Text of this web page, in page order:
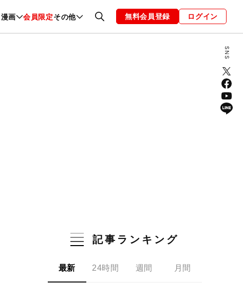
漫画 会員限定その他
ファッション 恋愛・結婚 編集部 お知らせ
無料会員登録 ログイン
記事ランキング
最新 24時間 週間 月間